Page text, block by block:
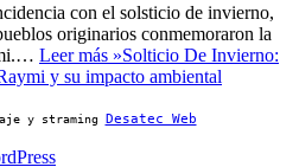
con el solsticio de invierno,
originarios conmemoraron la
Leer más »Solticio De Invierno:
y su impacto ambiental
y straming Desatec Web